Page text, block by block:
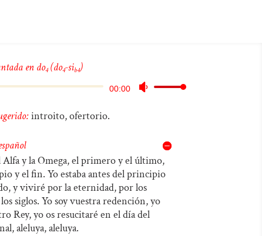
en do4(do4-sib4)
Reproductor
audio
00:00
Utiliza
flecha
arriba/abajo
introito, ofertorio.
Alfa y la Omega, el primero y el último,
y el fin. Yo estaba antes del principio
y viviré por la eternidad, por los
siglos. Yo soy vuestra redención, yo
Rey, yo os resucitaré en el día del
aleluya, aleluya.